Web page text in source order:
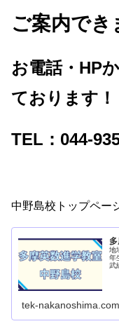
ご案内でき
お電話・HP
ております！
TEL：044-
中野島校トップペー
地
年
武
tek-nakanoshima.com